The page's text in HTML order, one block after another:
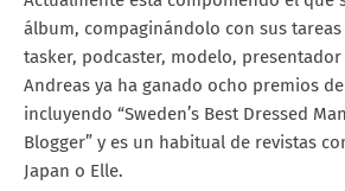
álbum, compaginándolo con sus
tasker, podcaster, modelo,
Andreas ya ha ganado ocho premios
incluyendo “Sweden’s Best Dressed
Blogger” y es un habitual de revistas
Japan o Elle.